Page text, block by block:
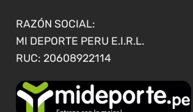
RAZÓN SOCIAL:
MI DEPORTE PERU E.I.R.L.
RUC: 20608922114